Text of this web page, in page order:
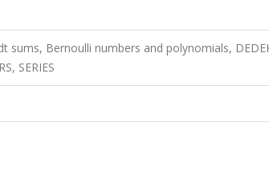
sums, Bernoulli numbers and polynomials,
SERIES